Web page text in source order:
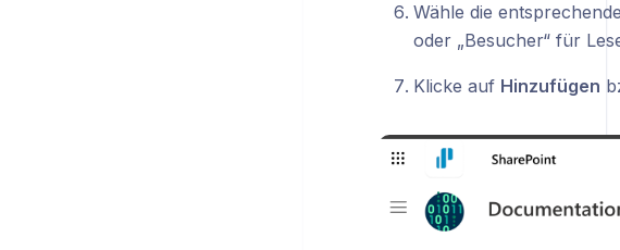
Wähle die
oder „Besucher“ für
Klicke auf Hinzufügen